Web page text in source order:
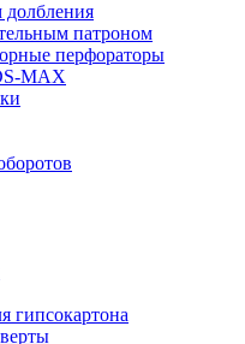
патроном
перфораторы
MAX
гипсокартона